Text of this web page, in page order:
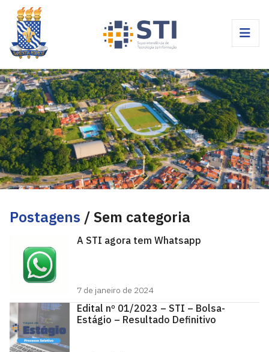
Postagens / Sem categoria
A STI agora tem Whatsapp
7 de janeiro de 2024
Edital nº 01/2023 – STI – Bolsa-
Estágio – Resultado Definitivo